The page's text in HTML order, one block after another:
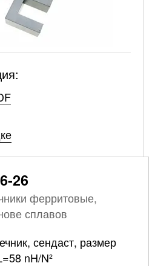
26
ферритовые,
сплавов
сендаст, размер
nH/N²